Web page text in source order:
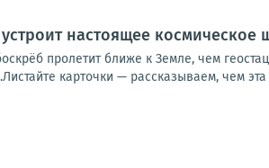
настоящее космическое
пролетит ближе к Земле, чем
карточки — рассказываем, чем эта